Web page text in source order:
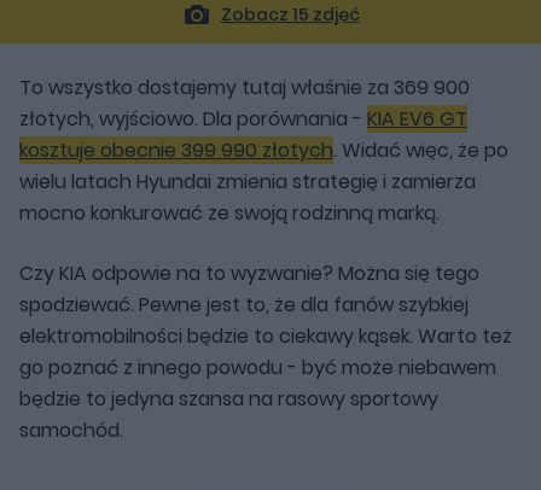
Zobacz 15 zdjęć
To wszystko dostajemy tutaj właśnie za 369 900
złotych, wyjściowo. Dla porównania - KIA EV6 GT
kosztuje obecnie 399 990 złotych. Widać więc, że po
wielu latach Hyundai zmienia strategię i zamierza
mocno konkurować ze swoją rodzinną marką.
Czy KIA odpowie na to wyzwanie? Można się tego
spodziewać. Pewne jest to, że dla fanów szybkiej
elektromobilności będzie to ciekawy kąsek. Warto też
go poznać z innego powodu - być może niebawem
będzie to jedyna szansa na rasowy sportowy
samochód.